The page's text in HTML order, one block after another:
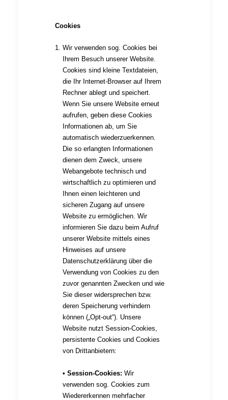
Cookies
Wir verwenden sog. Cookies bei
Ihrem Besuch unserer Website.
Cookies sind kleine Textdateien,
die Ihr Internet-Browser auf Ihrem
Rechner ablegt und speichert.
Wenn Sie unsere Website erneut
aufrufen, geben diese Cookies
Informationen ab, um Sie
automatisch wiederzuerkennen.
Die so erlangten Informationen
dienen dem Zweck, unsere
Webangebote technisch und
wirtschaftlich zu optimieren und
Ihnen einen leichteren und
sicheren Zugang auf unsere
Website zu ermöglichen. Wir
informieren Sie dazu beim Aufruf
unserer Website mittels eines
Hinweises auf unsere
Datenschutzerklärung über die
Verwendung von Cookies zu den
zuvor genannten Zwecken und wie
Sie dieser widersprechen bzw.
deren Speicherung verhindern
können („Opt-out“). Unsere
Website nutzt Session-Cookies,
persistente Cookies und Cookies
von Drittanbietern:
• Session-Cookies: Wir
verwenden sog. Cookies zum
Wiedererkennen mehrfacher